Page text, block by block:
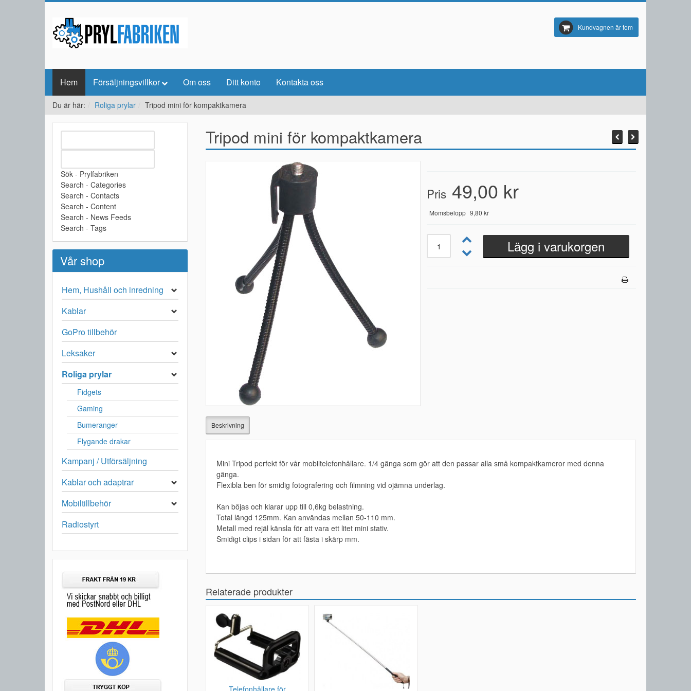
Kundvagnen är tom
Hem Försäljningsvillkor Om oss Ditt konto Kontakta oss
Du är här: Roliga prylar Tripod mini för kompaktkamera
Tripod mini för kompaktkamera
Pris 49,00 kr
Momsbelopp 9,80 kr
Beskrivning
Mini Tripod perfekt för vår mobiltelefonhållare. 1/4 gänga som gör att den passar alla små kompaktkameror med denna
gänga.
Flexibla ben för smidig fotografering och filmning vid ojämna underlag.
Kan böjas och klarar upp till 0,6kg belastning.
Total längd 125mm. Kan användas mellan 50-110 mm.
Metall med rejäl känsla för att vara ett litet mini stativ.
Smidigt clips i sidan för att fästa i skärp mm.
Relaterade produkter
Sök - Prylfabriken
Search - Categories
Search - Contacts
Search - Content
Search - News Feeds
Search - Tags
Vår shop
Hem, Hushåll och inredning
Kablar
GoPro tillbehör
Leksaker
Roliga prylar
Fidgets
Gaming
Bumeranger
Flygande drakar
Kampanj / Utförsäljning
Kablar och adaptrar
Mobiltillbehör
Radiostyrt